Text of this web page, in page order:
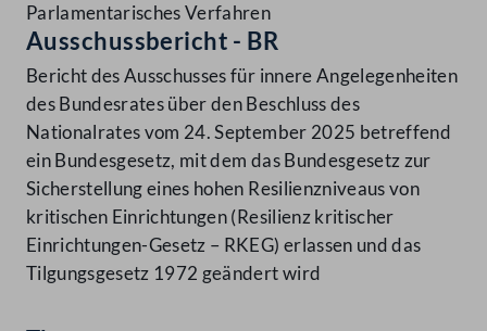
Parlamentarisches Verfahren
Ausschussbericht - BR
Bericht des Ausschusses für innere Angelegenheiten
des Bundesrates über den Beschluss des
Nationalrates vom 24. September 2025 betreffend
ein Bundesgesetz, mit dem das Bundesgesetz zur
Sicherstellung eines hohen Resilienzniveaus von
kritischen Einrichtungen (Resilienz kritischer
Einrichtungen-Gesetz – RKEG) erlassen und das
Tilgungsgesetz 1972 geändert wird